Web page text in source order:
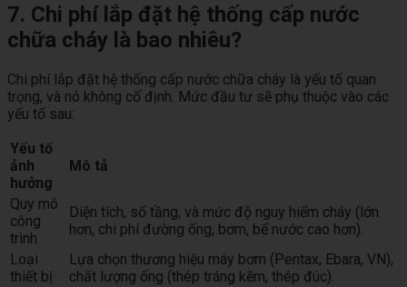
7. Chi phí lắp đặt hệ thống cấp nước
chữa cháy là bao nhiêu?
Chi phí lắp đặt hệ thống cấp nước chữa cháy là yếu tố quan
trọng, và nó không cố định. Mức đầu tư sẽ phụ thuộc vào các
yếu tố sau:
Yếu tố
ảnh
hưởng
Mô tả
Quy mô
công
trình
Diện tích, số tầng, và mức độ nguy hiểm cháy (lớn
hơn, chi phí đường ống, bơm, bể nước cao hơn).
Loại
thiết bị
Lựa chọn thương hiệu máy bơm (Pentax, Ebara, VN),
chất lượng ống (thép tráng kẽm, thép đúc).